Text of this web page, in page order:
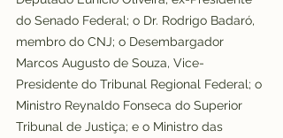
do Senado Federal; o Dr. Rodrigo Badaró,
membro do CNJ; o Desembargador
Marcos Augusto de Souza, Vice-
Presidente do Tribunal Regional Federal; o
Ministro Reynaldo Fonseca do Superior
Tribunal de Justiça; e o Ministro das